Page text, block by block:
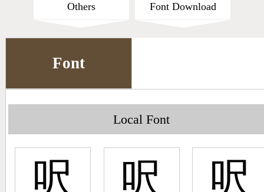
CNS Query
Pinyin Word Index
Others Font Download
Font
Local Font
呎 呎 呎